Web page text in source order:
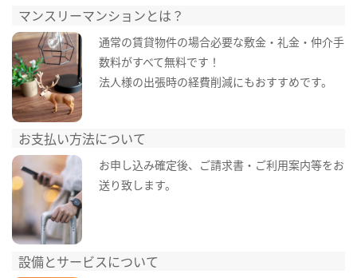
マンスリーマンションとは？
通常の賃貸物件の場合必要な敷金・礼金・仲介手
数料がすべて無料です！
法人様の出張時の経費削減にもおすすめです。
お支払い方法について
お申し込み確定後、ご請求書・ご利用案内等をお
送り致します。
設備とサービスについて